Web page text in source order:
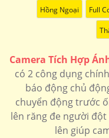
Hồng Ngoại Full
Camera Tích Hợp
có 2 công dụng
báo động chủ
chuyển động trước
lên răng đe người
lên giúp